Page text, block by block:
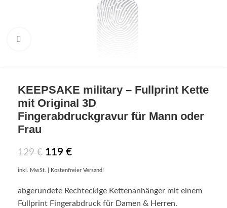
KEEPSAKE military – Fullprint Kette
mit Original 3D
Fingerabdruckgravur für Mann oder
Frau
129€ 119 €
inkl. MwSt. | Kostenfreier Versand!
abgerundete Rechteckige Kettenanhänger mit einem
Fullprint Fingerabdruck für Damen & Herren.